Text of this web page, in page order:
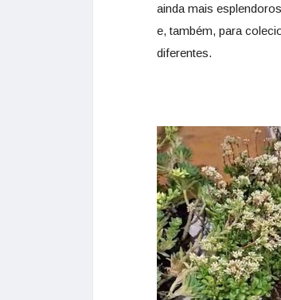
ainda mais
e, também, para
diferentes.